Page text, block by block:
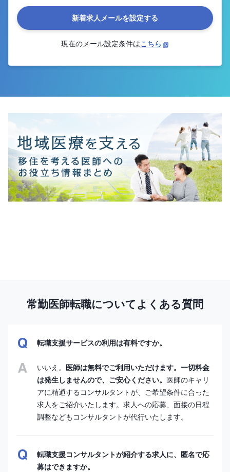
新着求人メールを設定する
現在のメール設定条件はこちら
常勤医師転職についてよくある質問
転職支援サービスの利用は有料ですか。
いいえ。 医師は無料でご利用いただけます。一切料金
は発生しませんので、ご安心ください。 医師のキャリ
アに精通するコンサルタントが、ご希望条件に合った
求人をご紹介いたします。求人への応募、面接の日程
調整などもコンサルタントが代行いたします。
転職支援コンサルタントが紹介する求人に、匿名で応
募はできますか。